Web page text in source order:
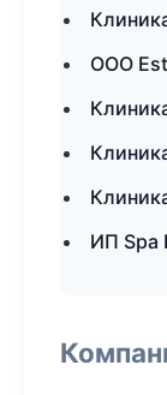
ООО
ИП Spa